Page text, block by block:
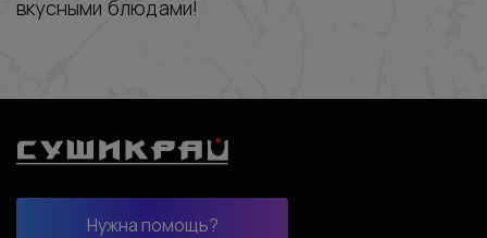
вкусными блюдами!
Нужна помощь?